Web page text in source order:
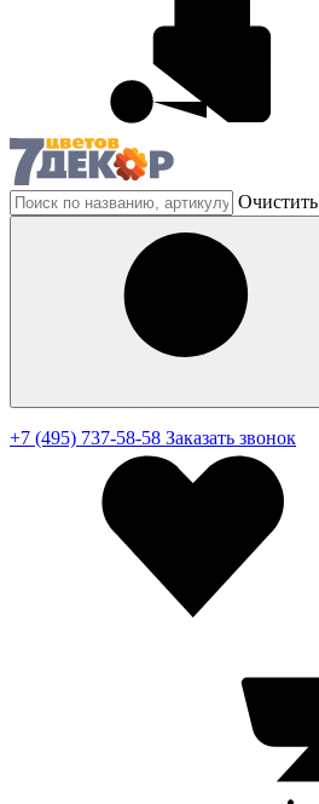
Очистить
+7 (495) 737-58-58 Заказать звонок